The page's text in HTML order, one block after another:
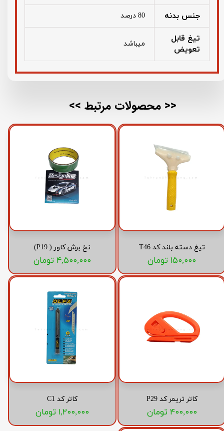
جنس بدنه 80 درصد
تیغ قابل
تعویض
میباشد
تیغ دسته بلند کد T46
۱۵۰,۰۰۰ تومان
نخ برش کاور ( P19)
۴,۵۰۰,۰۰۰ تومان
کاتر تریمر کد P29
۴۰۰,۰۰۰ تومان
کاتر کد C1
۱,۲۰۰,۰۰۰ تومان
<< محصولات مرتبط >>